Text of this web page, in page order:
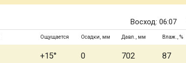
Восход: 06:07
Ощущается Осадки, мм Давл., мм Влаж., %
+15° 0 702 87